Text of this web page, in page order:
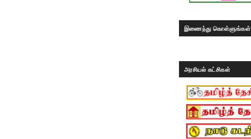
இணைந்து கொள்ளுங்கள்
அரசியல் கட்சிகள்